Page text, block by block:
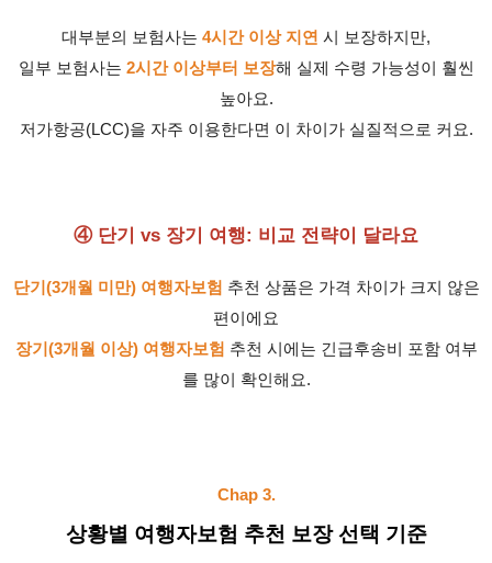
대부분의 보험사는 4시간 이상 지연 시 보장하지만,
일부 보험사는 2시간 이상부터 보장해 실제 수령 가능성이 훨씬
높아요.
저가항공(LCC)을 자주 이용한다면 이 차이가 실질적으로 커요.
④ 단기 vs 장기 여행: 비교 전략이 달라요
단기(3개월 미만) 여행자보험 추천 상품은 가격 차이가 크지 않은
편이에요
장기(3개월 이상) 여행자보험 추천 시에는 긴급후송비 포함 여부
를 많이 확인해요.
Chap 3.
상황별 여행자보험 추천 보장 선택 기준